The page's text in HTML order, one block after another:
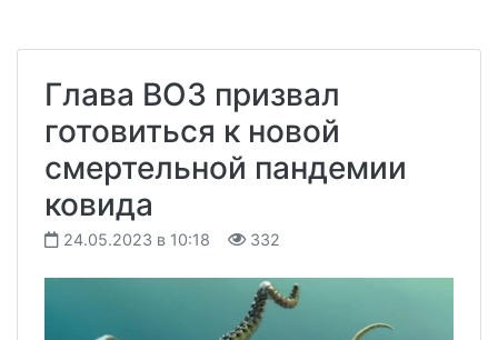
Глава ВОЗ призвал
готовиться к новой
смертельной пандемии
ковида
24.05.2023 в 10:18 332